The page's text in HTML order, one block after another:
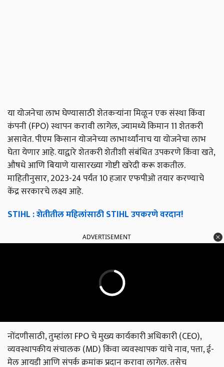
या योजनेचा लाभ घेण्यासाठी शेतकऱ्यांना मिळून एक संस्था किंवा
कंपनी (FPO) स्थापन करावी लागेल, ज्यामध्ये किमान 11 शेतकरी
असावेत. पीएम किसान योजनेच्या लाभार्थ्यांनाच या योजनेचा लाभ
घेता येणार आहे. याद्वारे शेतकरी शेतीशी संबंधित उपकरणे किंवा खते,
औषधे आणि बियाणे यासारख्या गोष्टी खरेदी करू शकतील.
माहितीनुसार, 2023-24 पर्यंत 10 हजार एफपीओ तयार करण्याचे
केंद्र सरकारचे लक्ष्य आहे.
STIHL : शेतीतील महिलांसाठी STIHL उपकरणे वरदान!
ADVERTISEMENT
नोंदणीसाठी, तुम्हांला FPO चे मुख्य कार्यकारी अधिकारी (CEO),
व्यवस्थापकीय संचालक (MD) किंवा व्यवस्थापक यांचे नाव, पत्ता, ई-
मेल आयडी आणि संपर्क क्रमांक प्रदान करावा लागेल. तसेच